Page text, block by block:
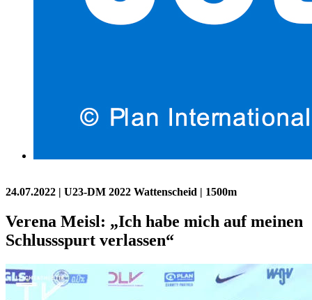
24.07.2022 | U23-DM 2022 Wattenscheid | 1500m
Verena Meisl: „Ich habe mich auf meinen
Schlussspurt verlassen“